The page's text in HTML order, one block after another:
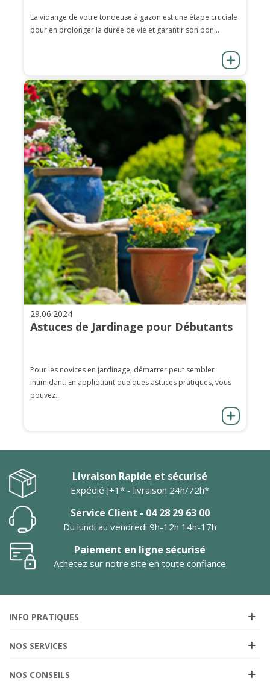
La vidange de votre tondeuse à gazon est une étape cruciale
pour en prolonger la durée de vie et garantir son bon...
29.06.2024
Astuces de Jardinage pour Débutants
Pour les novices en jardinage, démarrer peut sembler
intimidant. En appliquant quelques astuces pratiques, vous
pouvez...
Livraison Rapide et sécurisé
Expédié J+1* - livraison 24h/72h*
Service Client - 04 28 29 63 00
Du lundi au vendredi 9h-12h 14h-17h
Paiement en ligne sécurisé
Achetez sur notre site en toute confiance
INFO PRATIQUES
NOS SERVICES
NOS CONSEILS